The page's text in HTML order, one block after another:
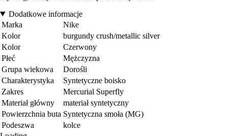
Dodatkowe informacje
Marka
Nike
Kolor
burgundy crush/metallic silver
Kolor
Czerwony
Płeć
Mężczyzna
Grupa wiekowa
Dorośli
Charakterystyka
Syntetyczne boisko
Zakres
Mercurial Superfly
Materiał główny
materiał syntetyczny
Powierzchnia buta Syntetyczna smoła (MG)
Podeszwa
kolce